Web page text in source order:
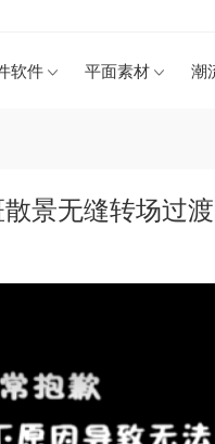
软件 平面素材 潮
景无缝转场过渡